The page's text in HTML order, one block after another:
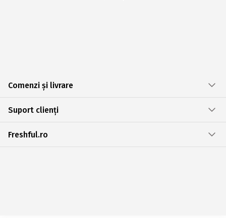
Comenzi și livrare
Suport clienți
Freshful.ro